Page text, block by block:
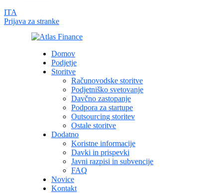
ITA
Prijava za stranke
Domov
Podjetje
Storitve
Računovodske storitve
Podjetniško svetovanje
Davčno zastopanje
Podpora za startupe
Outsourcing storitev
Ostale storitve
Dodatno
Koristne informacije
Davki in prispevki
Javni razpisi in subvencije
FAQ
Novice
Kontakt